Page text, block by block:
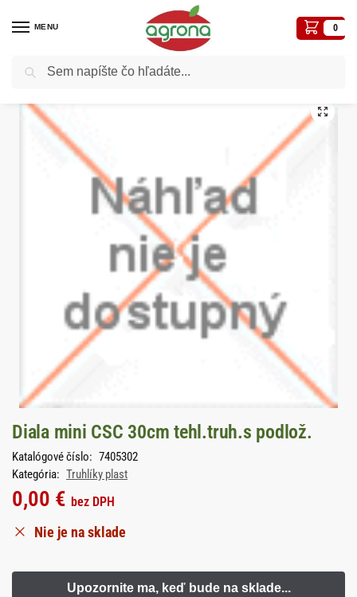
MENU 0
Domov Kvetináče, plôtiky, sadbovače, vázy, truhlíky...
Diala mini CSC 30cm tehl.truh.s podlož.
Katalógové číslo: 7405302
Kategória: Truhlíky plast
0,00 € bez DPH
Nie je na sklade